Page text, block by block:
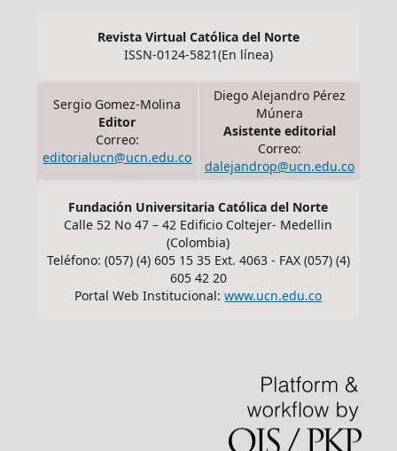
Revista Virtual Católica del Norte
ISSN-0124-5821(En línea)
Sergio Gomez-Molina
Editor
Correo:
editorialucn@ucn.edu.co
Diego Alejandro Pérez
Múnera
Asistente editorial
Correo:
dalejandrop@ucn.edu.co
Fundación Universitaria Católica del Norte
Calle 52 No 47 – 42 Edificio Coltejer- Medellin
(Colombia)
Teléfono: (057) (4) 605 15 35 Ext. 4063 - FAX (057) (4)
605 42 20
Portal Web Institucional:www.ucn.edu.co